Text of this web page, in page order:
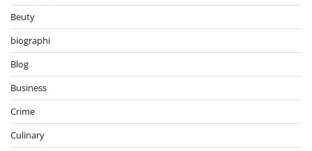
Beuty
biographi
Blog
Business
Crime
Culinary